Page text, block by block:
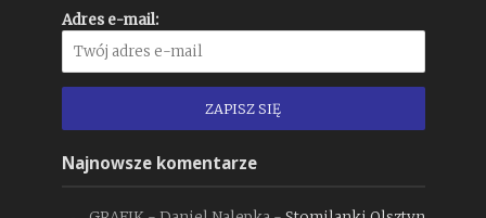
Adres e-mail:
Najnowsze komentarze